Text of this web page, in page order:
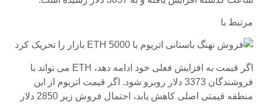
مرتبط با
اگر قیمت به افزایش فعلی خود ادامه دهد، ETH می تواند با
فروشندگان 3373 دلار روبرو شود. اگر قیمت اتریوم از این
منطقه قیمتی اصلی کاهش یابد، احتمال فروش زیر 2850 دلار